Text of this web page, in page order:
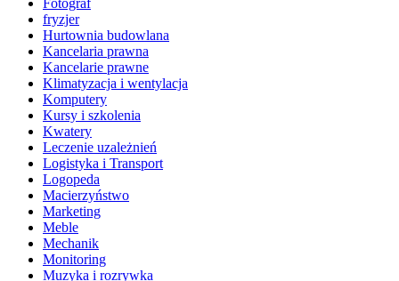
fryzjer
Hurtownia budowlana
Kancelaria prawna
Kancelarie prawne
Klimatyzacja i wentylacja
Komputery
Kursy i szkolenia
Kwatery
Leczenie uzależnień
Logistyka i Transport
Logopeda
Macierzyństwo
Marketing
Meble
Mechanik
Monitoring
Muzyka i rozrywka